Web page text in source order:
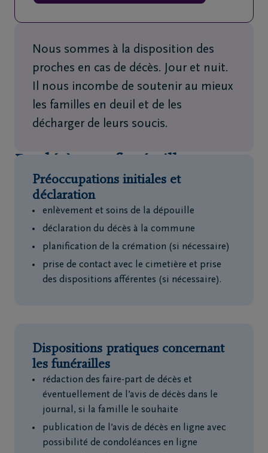
Nous sommes à la disposition des
proches en cas de décès. Jour et nuit.
Il nous incombe de soutenir au mieux
les familles en deuil et de les
décharger de leurs soucis.
Du décès aux funérailles
Préoccupations initiales et
déclaration
enlèvement et soins de la dépouille
déclaration du décès à la commune
planification de la crémation (si nécessaire)
prise de contact avec le cimetière et prise
des dispositions afférentes (si nécessaire).
Dispositions pratiques concernant
les funérailles
rédaction des faire-part de décès et
éventuellement de l’avis de décès dans le
journal, si la famille le souhaite
publication de l’avis de décès en ligne avec
possibilité de condoléances en ligne